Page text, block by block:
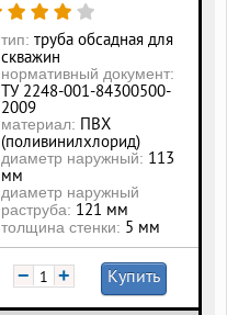
тип: труба обсадная для
скважин
нормативный документ:
ТУ 2248-001-84300500-
2009
материал: ПВХ
(поливинилхлорид)
диаметр наружный: 113
мм
диаметр наружный
раструба: 121 мм
толщина стенки: 5 мм
− + Купить